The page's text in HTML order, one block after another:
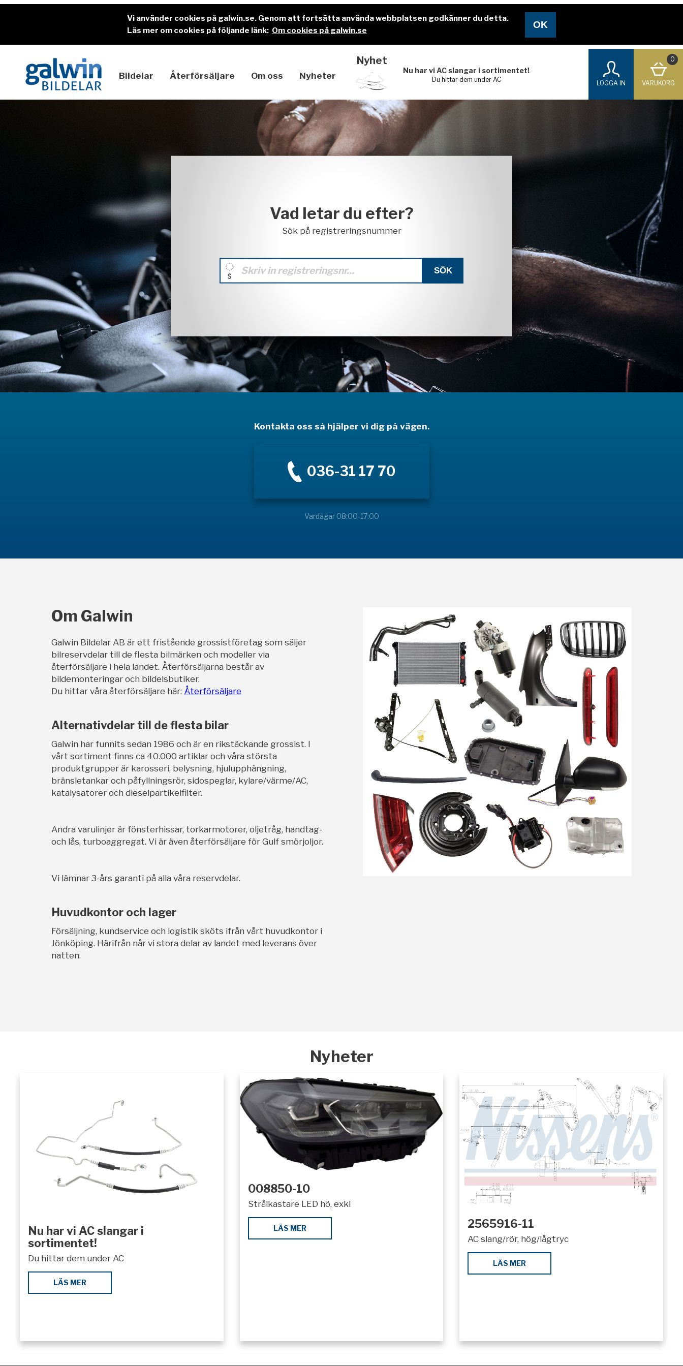
Vi använder cookies på galwin.se. Genom att fortsätta använda webbplatsen godkänner du detta.
Läs mer om cookies på följande länk: Om cookies på galwin.se
Bildelar Återförsäljare Om oss Nyheter
Nyhet
Nu har vi AC slangar i sortimentet!
Du hittar dem under AC
LOGGA IN
0
VARUKORG
Vad letar du efter?
Sök på registreringsnummer
Kontakta oss så hjälper vi dig på vägen.
036-31 17 70
Vardagar 08:00-17:00
Om Galwin
Galwin Bildelar AB är ett fristående grossistföretag som säljer
bilreservdelar till de flesta bilmärken och modeller via
återförsäljare i hela landet. Återförsäljarna består av
bildemonteringar och bildelsbutiker.
Du hittar våra återförsäljare här: Återförsäljare
Alternativdelar till de flesta bilar
Galwin har funnits sedan 1986 och är en rikstäckande grossist. I
vårt sortiment finns ca 40.000 artiklar och våra största
produktgrupper är karosseri, belysning, hjulupphängning,
bränsletankar och påfyllningsrör, sidospeglar, kylare/värme/AC,
katalysatorer och dieselpartikelfilter.
Andra varulinjer är fönsterhissar, torkarmotorer, oljetråg, handtag-
och lås, turboaggregat. Vi är även återförsäljare för Gulf smörjoljor.
Vi lämnar 3-års garanti på alla våra reservdelar.
Huvudkontor och lager
Försäljning, kundservice och logistik sköts ifrån vårt huvudkontor i
Jönköping. Härifrån når vi stora delar av landet med leverans över
natten.
Nyheter
Nu har vi AC slangar i
sortimentet!
Du hittar dem under AC
LÄS MER
008850-10
Strålkastare LED hö, exkl
LÄS MER 2565916-11
AC slang/rör, hög/lågtryc
LÄS MER